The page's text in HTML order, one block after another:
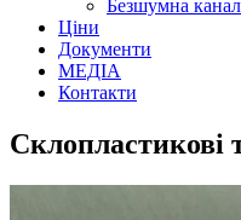
Безшумна
Ціни
Документи
МЕДІА
Контакти
Склопластикові